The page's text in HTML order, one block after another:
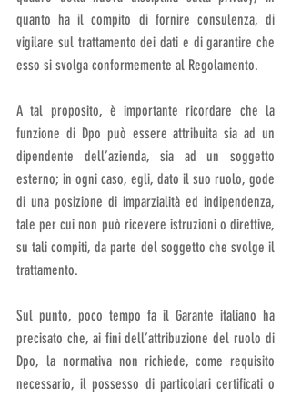
quanto ha il compito di fornire consulenza, di
vigilare sul trattamento dei dati e di garantire che
esso si svolga conformemente al Regolamento.
A tal proposito, è importante ricordare che la
funzione di Dpo può essere attribuita sia ad un
dipendente dell’azienda, sia ad un soggetto
esterno; in ogni caso, egli, dato il suo ruolo, gode
di una posizione di imparzialità ed indipendenza,
tale per cui non può ricevere istruzioni o direttive,
su tali compiti, da parte del soggetto che svolge il
trattamento.
Sul punto, poco tempo fa il Garante italiano ha
precisato che, ai fini dell’attribuzione del ruolo di
Dpo, la normativa non richiede, come requisito
necessario, il possesso di particolari certificati o